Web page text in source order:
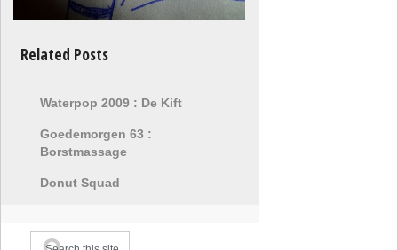
Related Posts
Waterpop 2009 : De Kift
Goedemorgen 63 :
Borstmassage
Donut Squad